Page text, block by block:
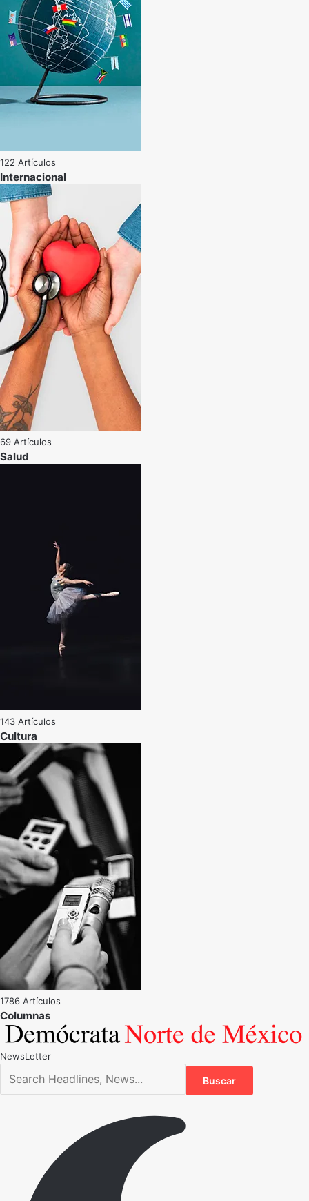
122 Artículos
Internacional
69 Artículos
Salud
143 Artículos
Cultura
1786 Artículos
NewsLetter